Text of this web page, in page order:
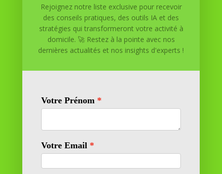
Réussite à Domicile est votre partenaire de confiance
pour atteindre vos objectifs depuis le confort de votre
maison. Nous offrons des solutions personnalisées pour
vous aider à réussir.
11 rue Richelieu
69100 VILLEURBANNE
Contactez-nous
Rejoignez notre liste exclusive pour recevoir
des conseils pratiques, des outils IA et des
stratégies qui transformeront votre activité à
domicile. 🚀 Restez à la pointe avec nos
dernières actualités et nos insights d'experts !